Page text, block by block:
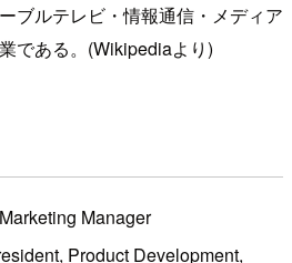
ブルテレビ・情報通信・メディア
である。(Wikipediaより)
Manager
Product Development,